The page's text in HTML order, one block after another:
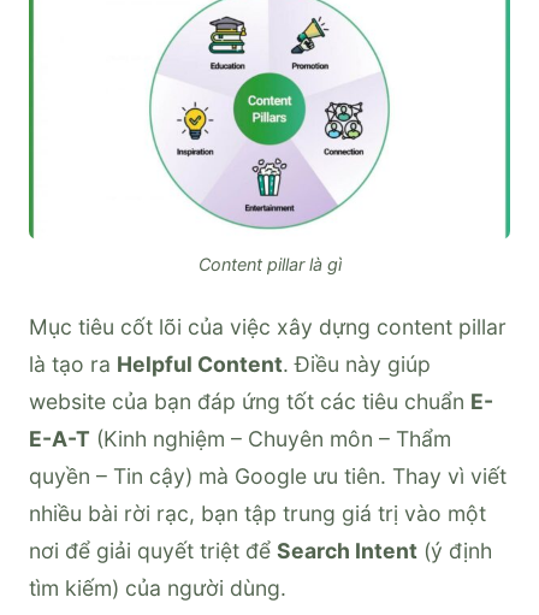
Content pillar là gì
Mục tiêu cốt lõi của việc xây dựng content pillar
là tạo ra Helpful Content. Điều này giúp
website của bạn đáp ứng tốt các tiêu chuẩn E-
E-A-T (Kinh nghiệm – Chuyên môn – Thẩm
quyền – Tin cậy) mà Google ưu tiên. Thay vì viết
nhiều bài rời rạc, bạn tập trung giá trị vào một
nơi để giải quyết triệt để Search Intent (ý định
tìm kiếm) của người dùng.